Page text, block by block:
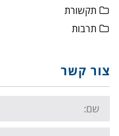
תקשורת
תרבות
צור קשר
Name:
Email: